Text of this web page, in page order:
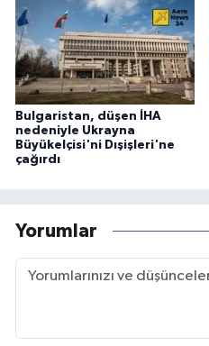
Bulgaristan, düşen İHA
nedeniyle Ukrayna
Büyükelçisi'ni Dışişleri'ne
çağırdı
Yorumlar